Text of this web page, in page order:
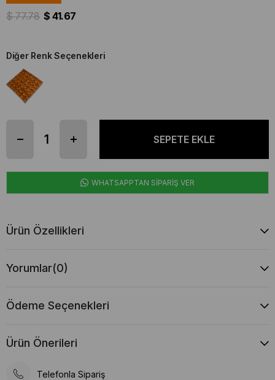
$ 77.78 $ 41.67
Diğer Renk Seçenekleri
WHATSAPPTAN SİPARİŞ VER
Ürün Özellikleri
Yorumlar(0)
Ödeme Seçenekleri
Ürün Önerileri
Telefonla Sipariş